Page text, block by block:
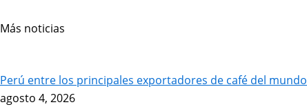
Más noticias
Perú entre los principales exportadores de café del mundo
agosto 4, 2026